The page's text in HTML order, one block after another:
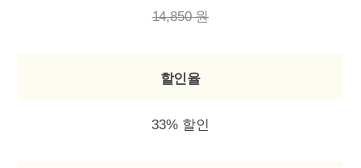
14,850 원
할인율
33% 할인